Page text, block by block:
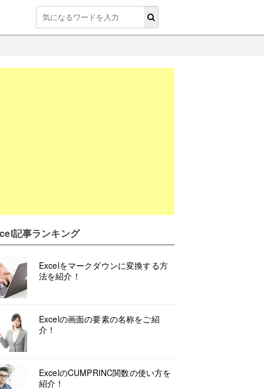
記事ランキング
Excelをマークダウンに変換する方
法を紹介！
Excelの画面の要素の名称をご紹
介！
ExcelのCUMPRINC関数の使い方を
紹介！